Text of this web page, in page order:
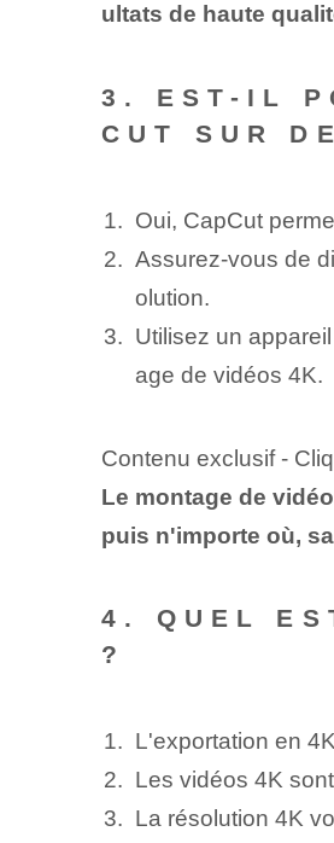
ultats de haute
3. EST-IL
CUT SUR
Oui, CapCut
Assurez-vous de
olution.
Utilisez un
age de vidéos 4K.
Contenu exclusif -
Le montage de
puis n'importe où,
4. QUEL
?
L'exportation en
Les vidéos 4K
La résolution 4K